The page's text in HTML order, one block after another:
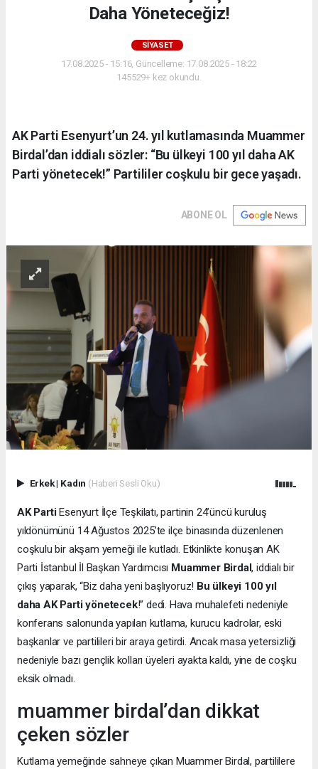
Daha Yöneteceğiz!
SIYASET
17.08.2025 - 15:16, Güncelleme: 17.08.2025 - 18:22
145529+ kez okundu.
AK Parti Esenyurt’un 24. yıl kutlamasında Muammer
Birdal’dan iddialı sözler: “Bu ülkeyi 100 yıl daha AK
Parti yönetecek!” Partililer coşkulu bir gece yaşadı.
ABONE OL
Erkek| Kadın (Haberi Sesli Oku)
AK PartiEsenyurt İlçe Teşkilatı, partinin 24’üncü kuruluş
yıldönümünü 14 Ağustos 2025’te ilçe binasında düzenlenen
coşkulu bir akşam yemeği ile kutladı. Etkinlikte konuşan AK
Parti İstanbul İl Başkan Yardımcısı Muammer Birdal, iddialı bir
çıkış yaparak, “Biz daha yeni başlıyoruz! Bu ülkeyi 100 yıl
daha AK Parti yönetecek!” dedi. Hava muhalefeti nedeniyle
konferans salonunda yapılan kutlama, kurucu kadrolar, eski
başkanlar ve partilileri bir araya getirdi. Ancak masa yetersizliği
nedeniyle bazı gençlik kolları üyeleri ayakta kaldı, yine de coşku
eksik olmadı.
muammer birdal’dan dikkat
çeken sözler
Kutlama yemeğinde sahneye çıkan Muammer Birdal, partililere